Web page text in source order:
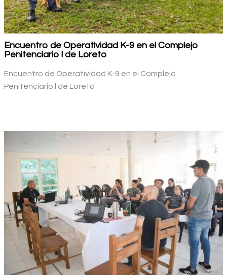
Encuentro de Operatividad K-9 en el Complejo
Penitenciario l de Loreto
Encuentro de Operatividad K-9 en el Complejo
Penitenciario l de Loreto